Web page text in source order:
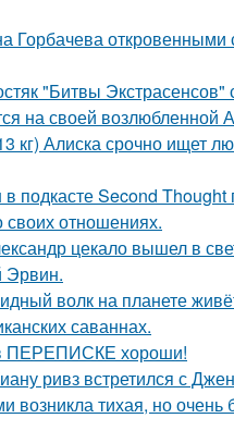
Горбачева откровенными
"Битвы Экстрасенсов"
на своей возлюбленной
кг) Алиска срочно ищет
подкасте Second Thought
своих отношениях.
цекало вышел в
Эрвин.
волк на планете
саваннах.
ПЕРЕПИСКЕ хороши!
ривз встретился с
возникла тихая, но очень